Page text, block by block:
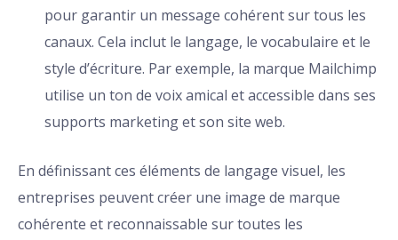
pour garantir un message cohérent sur tous les
canaux. Cela inclut le langage, le vocabulaire et le
style d’écriture. Par exemple, la marque Mailchimp
utilise un ton de voix amical et accessible dans ses
supports marketing et son site web.
En définissant ces éléments de langage visuel, les
entreprises peuvent créer une image de marque
cohérente et reconnaissable sur toutes les